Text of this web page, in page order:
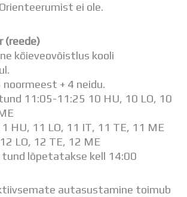
ei ole.
(reede)
köieveovõistlus kooli
+ 4 neidu.
11:05-11:25 10 HU, 10 LO, 10
HU, 11 LO, 11 IT, 11 TE, 11 ME
LO, 12 TE, 12 ME
tund lõpetatakse kell 14:00
autasustamine toimub